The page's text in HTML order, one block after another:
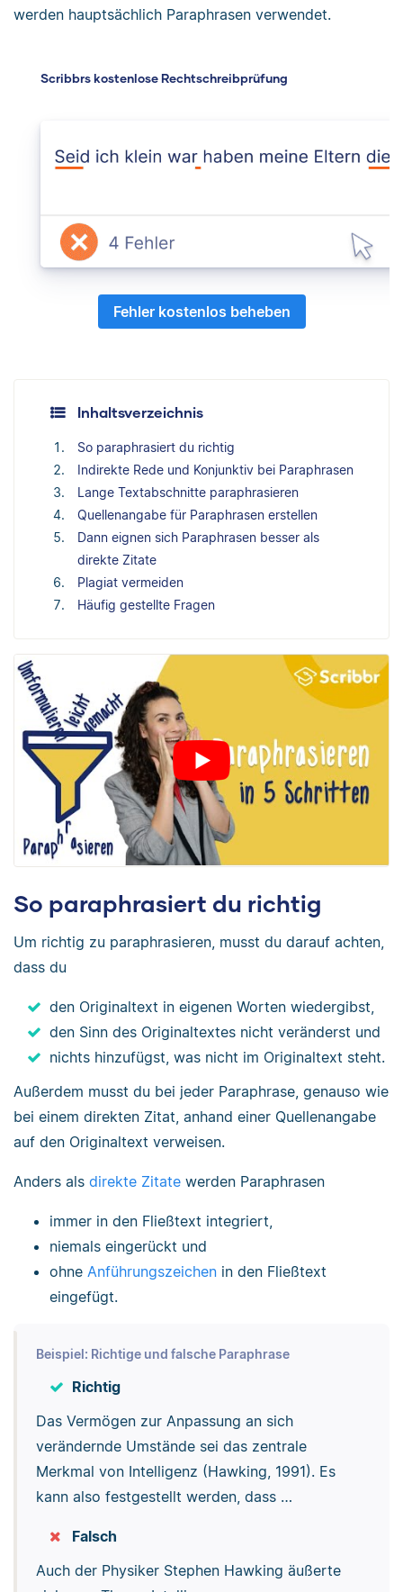
werden hauptsächlich Paraphrasen verwendet.
Scribbrs kostenlose Rechtschreibprüfung
Fehler kostenlos beheben
Inhaltsverzeichnis
So paraphrasiert du richtig
Indirekte Rede und Konjunktiv bei Paraphrasen
Lange Textabschnitte paraphrasieren
Quellenangabe für Paraphrasen erstellen
Dann eignen sich Paraphrasen besser als
direkte Zitate
Plagiat vermeiden
Häufig gestellte Fragen
So paraphrasiert du richtig
Um richtig zu paraphrasieren, musst du darauf achten,
dass du
den Originaltext in eigenen Worten wiedergibst,
den Sinn des Originaltextes nicht veränderst und
nichts hinzufügst, was nicht im Originaltext steht.
Außerdem musst du bei jeder Paraphrase, genauso wie
bei einem direkten Zitat, anhand einer Quellenangabe
auf den Originaltext verweisen.
Anders als direkte Zitate werden Paraphrasen
immer in den Fließtext integriert,
niemals eingerückt und
ohne Anführungszeichen in den Fließtext
eingefügt.
Beispiel: Richtige und falsche Paraphrase
Richtig
Das Vermögen zur Anpassung an sich
verändernde Umstände sei das zentrale
Merkmal von Intelligenz (Hawking, 1991). Es
kann also festgestellt werden, dass …
Falsch
Auch der Physiker Stephen Hawking äußerte